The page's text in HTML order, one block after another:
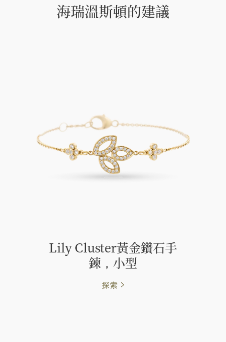
海瑞溫斯頓的建議
Lily Cluster黃金鑽石手
鍊，小型
探索